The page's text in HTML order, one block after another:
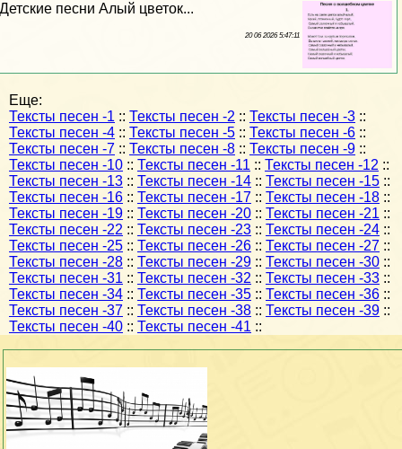
Детские песни Алый цветок...
20 06 2026 5:47:11
Еще:
Тексты песен -1 :: Тексты песен -2 :: Тексты песен -3 ::
Тексты песен -4 :: Тексты песен -5 :: Тексты песен -6 ::
Тексты песен -7 :: Тексты песен -8 :: Тексты песен -9 ::
Тексты песен -10 :: Тексты песен -11 :: Тексты песен -12 ::
Тексты песен -13 :: Тексты песен -14 :: Тексты песен -15 ::
Тексты песен -16 :: Тексты песен -17 :: Тексты песен -18 ::
Тексты песен -19 :: Тексты песен -20 :: Тексты песен -21 ::
Тексты песен -22 :: Тексты песен -23 :: Тексты песен -24 ::
Тексты песен -25 :: Тексты песен -26 :: Тексты песен -27 ::
Тексты песен -28 :: Тексты песен -29 :: Тексты песен -30 ::
Тексты песен -31 :: Тексты песен -32 :: Тексты песен -33 ::
Тексты песен -34 :: Тексты песен -35 :: Тексты песен -36 ::
Тексты песен -37 :: Тексты песен -38 :: Тексты песен -39 ::
Тексты песен -40 :: Тексты песен -41 ::